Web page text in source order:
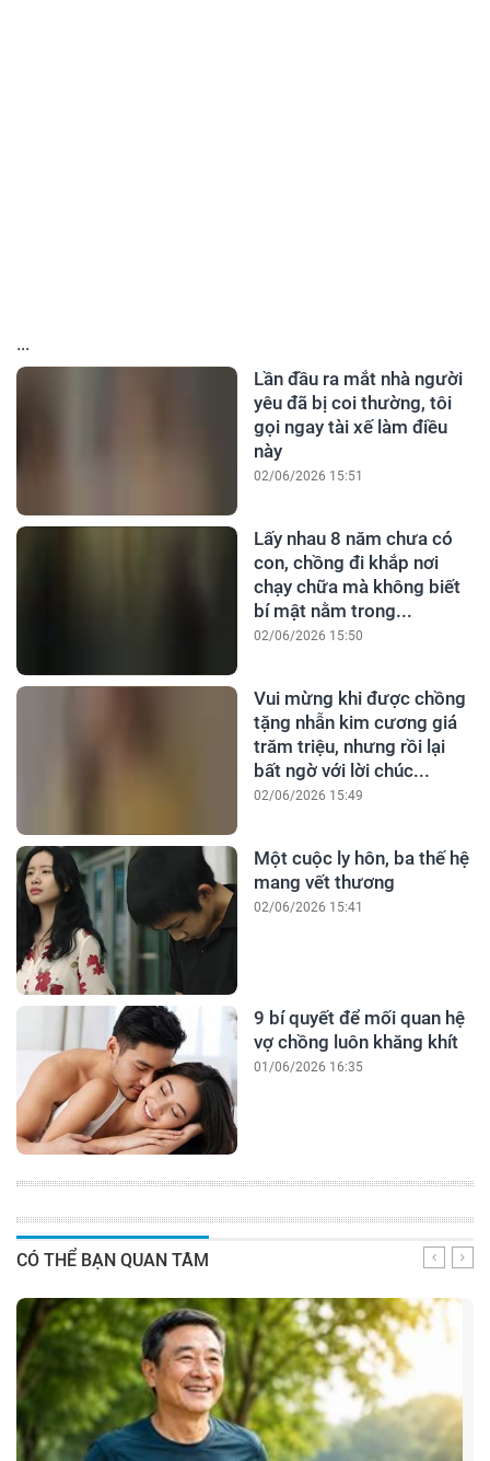
...
Lần đầu ra mắt nhà người
yêu đã bị coi thường, tôi
gọi ngay tài xế làm điều
này
02/06/2026 15:51
Lấy nhau 8 năm chưa có
con, chồng đi khắp nơi
chạy chữa mà không biết
bí mật nằm trong...
02/06/2026 15:50
Vui mừng khi được chồng
tặng nhẫn kim cương giá
trăm triệu, nhưng rồi lại
bất ngờ với lời chúc...
02/06/2026 15:49
Một cuộc ly hôn, ba thế hệ
mang vết thương
02/06/2026 15:41
9 bí quyết để mối quan hệ
vợ chồng luôn khăng khít
01/06/2026 16:35
CÓ THỂ BẠN QUAN TÂM